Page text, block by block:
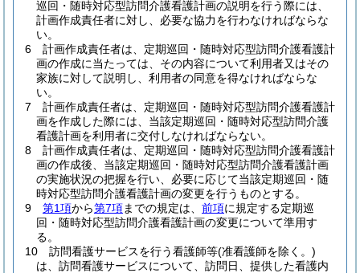
巡回・随時対応型訪問介護看護計画の説明を行う際には、
計画作成責任者に対し、必要な協力を行わなければならな
い。
6
計画作成責任者は、定期巡回・随時対応型訪問介護看護計
画の作成に当たっては、その内容について利用者又はその
家族に対して説明し、利用者の同意を得なければならな
い。
7
計画作成責任者は、定期巡回・随時対応型訪問介護看護計
画を作成した際には、当該定期巡回・随時対応型訪問介護
看護計画を利用者に交付しなければならない。
8
計画作成責任者は、定期巡回・随時対応型訪問介護看護計
画の作成後、当該定期巡回・随時対応型訪問介護看護計画
の実施状況の把握を行い、必要に応じて当該定期巡回・随
時対応型訪問介護看護計画の変更を行うものとする。
9
第1項から第7項までの規定は、 前項に規定する定期巡
回・随時対応型訪問介護看護計画の変更について準用す
る。
10
訪問看護サービスを行う看護師等(准看護師を除く。)
は、訪問看護サービスについて、訪問日、提供した看護内